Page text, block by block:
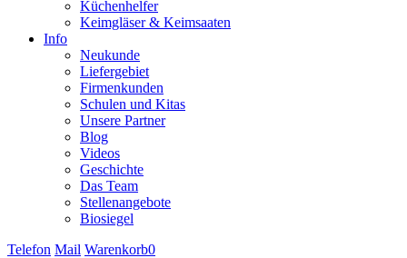
Küchenhelfer
Keimgläser & Keimsaaten
Info
Neukunde
Liefergebiet
Firmenkunden
Schulen und Kitas
Unsere Partner
Blog
Videos
Geschichte
Das Team
Stellenangebote
Biosiegel
Telefon Mail Warenkorb0